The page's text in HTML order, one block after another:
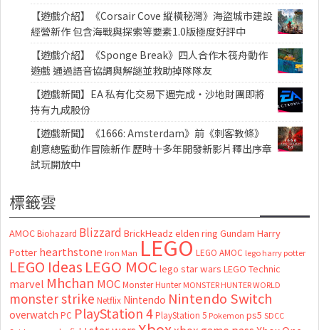
【遊戲介紹】《Corsair Cove 縱橫秘灣》海盜城市建設
經營新作 包含海戰與探索等要素1.0版極度好評中
【遊戲介紹】《Sponge Break》四人合作木筏舟動作
遊戲 通過語音協調與解謎並救助掉隊隊友
【遊戲新聞】EA 私有化交易下週完成・沙地財團即將
持有九成股份
【遊戲新聞】《1666: Amsterdam》前《刺客教條》
創意總監動作冒險新作 歷時十多年開發新影片釋出序章
試玩開放中
標籤雲
AMOC Biohazard Blizzard BrickHeadz elden ring Gundam Harry
Potter hearthstone Iron Man LEGO LEGO AMOC lego harry potter
LEGO Ideas LEGO MOC lego star wars LEGO Technic
marvel Mhchan MOC Monster Hunter MONSTER HUNTER WORLD
monster strike Netflix Nintendo Nintendo Switch
overwatch PC PlayStation 4 PlayStation 5 Pokemon ps5 SDCC